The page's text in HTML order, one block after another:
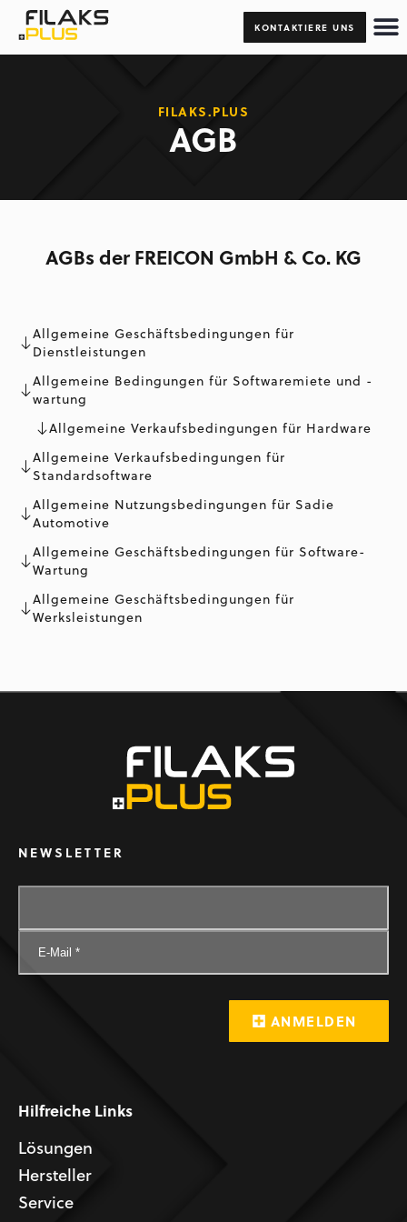
KONTAKTIERE UNS
FILAKS.PLUS
AGB
AGBs der FREICON GmbH & Co. KG
Allgemeine Geschäftsbedingungen für
Dienstleistungen
Allgemeine Bedingungen für Softwaremiete und -
wartung
Allgemeine Verkaufsbedingungen für Hardware
Allgemeine Verkaufsbedingungen für
Standardsoftware
Allgemeine Nutzungsbedingungen für Sadie
Automotive
Allgemeine Geschäftsbedingungen für Software-
Wartung
Allgemeine Geschäftsbedingungen für
Werksleistungen
NEWSLETTER
Hilfreiche Links
Lösungen
Hersteller
Service